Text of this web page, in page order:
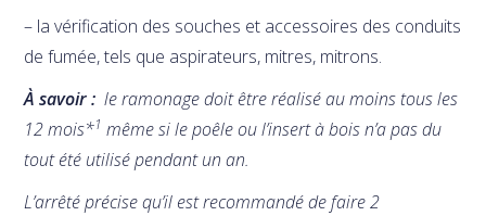
– la vérification des souches et accessoires des conduits
de fumée, tels que aspirateurs, mitres, mitrons.
À savoir : le ramonage doit être réalisé au moins tous les
12 mois*1 même si le poêle ou l’insert à bois n’a pas du
tout été utilisé pendant un an.
L’arrêté précise qu’il est recommandé de faire 2